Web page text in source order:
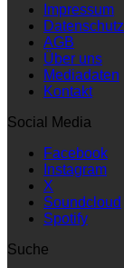
Impressum
Datenschutz
AGB
Über uns
Mediadaten
Kontakt
Social Media
Facebook
Instagram
X
Soundcloud
Spotify
Suche